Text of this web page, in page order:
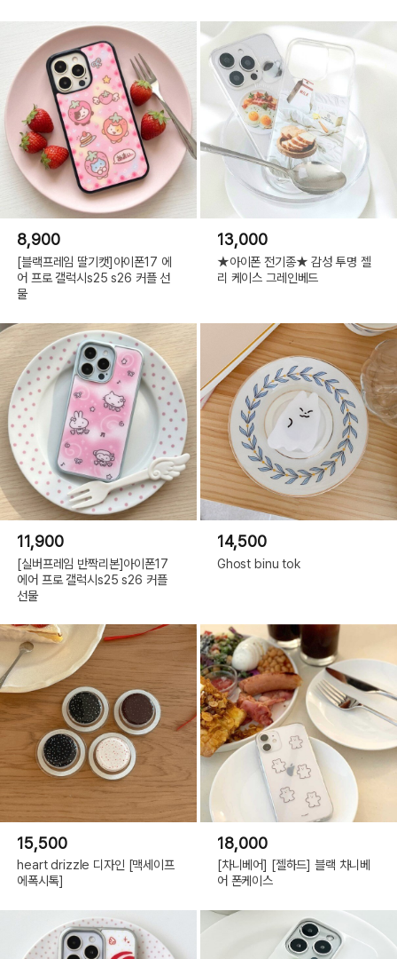
8,900
[블랙프레임 딸기캣]아이폰17 에
어 프로 갤럭시s25 s26 커플 선
물
13,000
★아이폰 전기종★ 감성 투명 젤
리 케이스 그레인베드
11,900
[실버프레임 반짝리본]아이폰17
에어 프로 갤럭시s25 s26 커플
선물
14,500
Ghost binu tok
15,500
heart drizzle 디자인 [맥세이프
에폭시톡]
18,000
[차니베어] [젤하드] 블랙 차니베
어 폰케이스